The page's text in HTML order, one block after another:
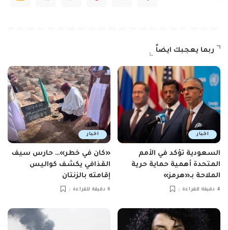
ربما يعجبك ايضاً
اخبار
السعودية تؤكد في الأمم
المتحدة أهمية حماية حرية
الملاحة بـ«هرمز»
4 دقيقة للقراءة
اخبار
«كان في خطر»… حارس سيف
القذافي يكشف كواليس
إقامته بالزنتان
6 دقيقة للقراءة